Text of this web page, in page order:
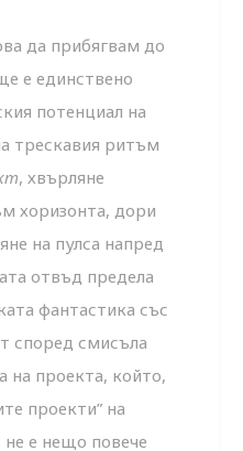
да прибягвам до
е единствено
потенциал на
трескавия ритъм
, хвърляне
хоризонта, дори
на пулса напред
отвъд предела
фантастика със
според смисъла
на проекта, който,
проекти” на
е нещо повече